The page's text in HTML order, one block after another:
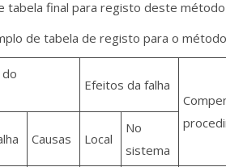
tabela final para registo deste
de tabela de registo para o
Efeitos da falha
Causas Local
No
sistema